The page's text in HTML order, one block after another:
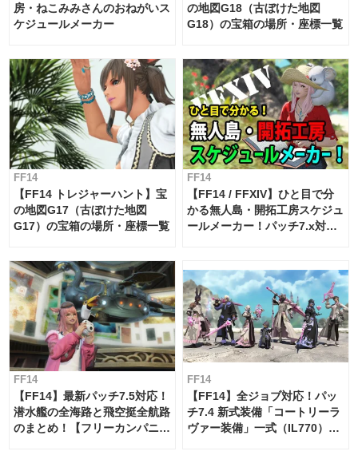
房・ねこみみさんのおねがいス
ケジュールメーカー
の地図G18（古ぼけた地図
G18）の宝箱の場所・座標一覧
FF14
【FF14 トレジャーハント】宝
の地図G17（古ぼけた地図
G17）の宝箱の場所・座標一覧
FF14
【FF14 / FFXIV】ひと目で分
かる無人島・開拓工房スケジュ
ールメーカー！パッチ7.x対応
FF14
【FF14】最新パッチ7.5対応！
潜水艦の全海路と飛空挺全航路
のまとめ！【フリーカンパニ
FF14
【FF14】全ジョブ対応！パッ
チ7.4 新式装備「コートリーラ
ヴァー装備」一式（IL770）の